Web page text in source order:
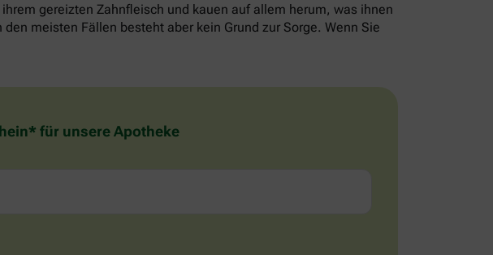
gereizten Zahnfleisch und kauen auf allem herum, was ihnen
meisten Fällen besteht aber kein Grund zur Sorge. Wenn Sie
für unsere Apotheke